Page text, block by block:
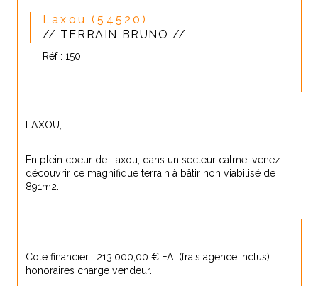
Laxou (54520)
// TERRAIN BRUNO //
Réf : 150
LAXOU,
En plein coeur de Laxou, dans un secteur calme, venez
découvrir ce magnifique terrain à bâtir non viabilisé de
891m2.
Coté financier : 213.000,00 € FAI (frais agence inclus)
honoraires charge vendeur.